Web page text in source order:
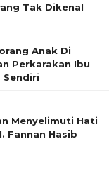
Tak Dikenal
Anak Di
Perkarakan Ibu
Sendiri
Menyelimuti Hati
Fannan Hasib